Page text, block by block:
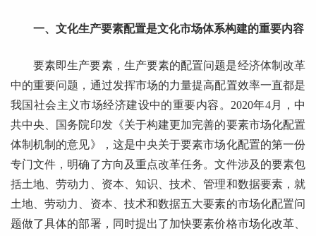
一、文化生产要素配置是文化市场体系构建的重要内容
要素即生产要素，生产要素的配置问题是经济体制改革
中的重要问题，通过发挥市场的力量提高配置效率一直都是
我国社会主义市场经济建设中的重要内容。2020年4月，中
共中央、国务院印发《关于构建更加完善的要素市场化配置
体制机制的意见》，这是中央关于要素市场化配置的第一份
专门文件，明确了方向及重点改革任务。文件涉及的要素包
括土地、劳动力、资本、知识、技术、管理和数据要素，就
土地、劳动力、资本、技术和数据五大要素的市场化配置问
题做了具体的部署，同时提出了加快要素价格市场化改革、